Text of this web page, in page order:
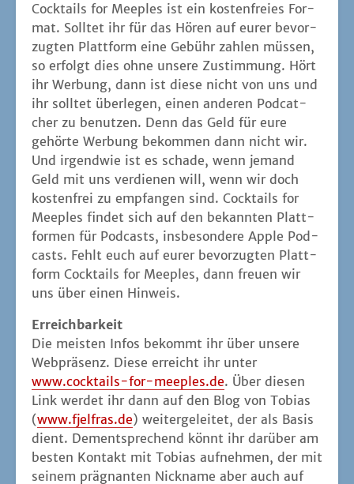
Cock­tails for Mee­ples ist ein kos­ten­frei­es For­
mat. Soll­tet ihr für das Hören auf eurer bevor­
zug­ten Platt­form eine Gebühr zah­len müs­sen,
so erfolgt dies ohne unse­re Zustim­mung. Hört
ihr Wer­bung, dann ist die­se nicht von uns und
ihr soll­tet über­le­gen, einen ande­ren Pod­cat­
cher zu benut­zen. Denn das Geld für eure
gehör­te Wer­bung bekom­men dann nicht wir.
Und irgend­wie ist es scha­de, wenn jemand
Geld mit uns ver­die­nen will, wenn wir doch
kos­ten­frei zu emp­fan­gen sind. Cock­tails for
Mee­ples fin­det sich auf den bekann­ten Platt­
for­men für Pod­casts, ins­be­son­de­re Apple Pod­
casts. Fehlt euch auf eurer bevor­zug­ten Platt­
form Cock­tails for Mee­ples, dann freu­en wir
uns über einen Hinweis.
Erreich­bar­keit
Die meis­ten Infos bekommt ihr über unse­re
Web­prä­senz. Die­se erreicht ihr unter
www.cocktails-for-meeples.de. Über die­sen
Link wer­det ihr dann auf den Blog von Tobi­as
(www.fjelfras.de) wei­ter­ge­lei­tet, der als Basis
dient. Dem­entspre­chend könnt ihr dar­über am
bes­ten Kon­takt mit Tobi­as auf­neh­men, der mit
sei­nem prä­gnan­ten Nick­na­me aber auch auf